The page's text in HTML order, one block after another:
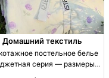
Домашний текстиль
постельное белье
серия — размеры